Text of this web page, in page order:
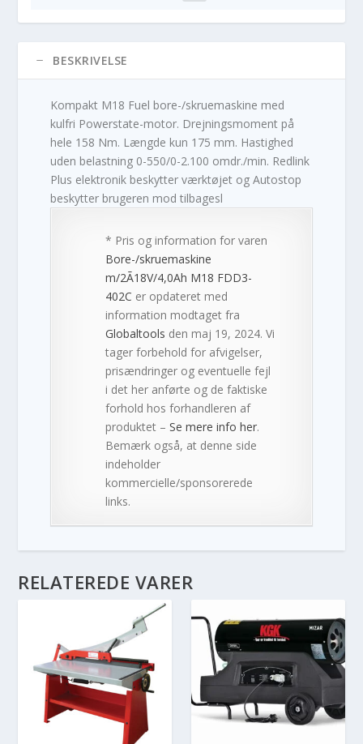
BESKRIVELSE
Kompakt M18 Fuel bore-/skruemaskine med
kulfri Powerstate-motor. Drejningsmoment på
hele 158 Nm. Længde kun 175 mm. Hastighed
uden belastning 0-550/0-2.100 omdr./min. Redlink
Plus elektronik beskytter værktøjet og Autostop
beskytter brugeren mod tilbagesl
* Pris og information for varen
Bore-/skruemaskine
m/2Ã18V/4,0Ah M18 FDD3-
402C er opdateret med
information modtaget fra
Globaltools den maj 19, 2024. Vi
tager forbehold for afvigelser,
prisændringer og eventuelle fejl
i det her anførte og de faktiske
forhold hos forhandleren af
produktet –Se mere info her.
Bemærk også, at denne side
indeholder
kommercielle/sponsorerede
links.
RELATEREDE VARER